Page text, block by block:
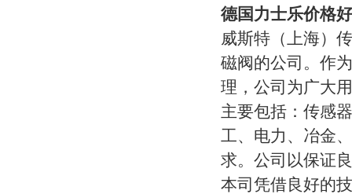
德国力士乐价格
威斯特（上海）
磁阀的公司。作
理，公司为广大
主要包括：传感
工、电力、冶金
求。公司以保证
本司凭借良好的